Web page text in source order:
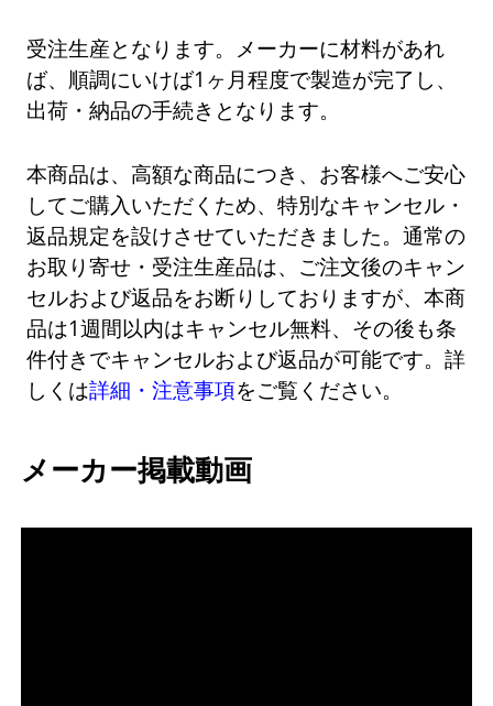
受注生産となります。メーカーに材料があれ
ば、順調にいけば1ヶ月程度で製造が完了し、
出荷・納品の手続きとなります。
本商品は、高額な商品につき、お客様へご安心
してご購入いただくため、特別なキャンセル・
返品規定を設けさせていただきました。通常の
お取り寄せ・受注生産品は、ご注文後のキャン
セルおよび返品をお断りしておりますが、本商
品は1週間以内はキャンセル無料、その後も条
件付きでキャンセルおよび返品が可能です。詳
しくは詳細・注意事項をご覧ください。
メーカー掲載動画